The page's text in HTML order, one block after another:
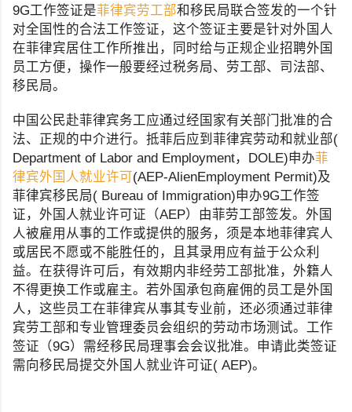
9G工作签证是菲律宾劳工部和移民局联合签发的一个针
对全国性的合法工作签证，这个签证主要是针对外国人
在菲律宾居住工作所推出，同时给与正规企业招聘外国
员工方便，操作一般要经过税务局、劳工部、司法部、
移民局。
中国公民赴菲律宾务工应通过经国家有关部门批准的合
法、正规的中介进行。抵菲后应到菲律宾劳动和就业部(
Department of Labor and Employment，DOLE)申办菲
律宾外国人就业许可 (AEP-AlienEmployment Permit)及
菲律宾移民局( Bureau of Immigration)申办9G工作签
证，外国人就业许可证（AEP）由菲劳工部签发。外国
人被雇用从事的工作或提供的服务，须是本地菲律宾人
或居民不愿或不能胜任的，且其录用应有益于公众利
益。在获得许可后，有效期内非经劳工部批准，外籍人
不得更换工作或雇主。若外国承包商雇佣的员工是外国
人，这些员工在菲律宾从事其专业前，还必须通过菲律
宾劳工部和专业管理委员会组织的劳动市场测试。工作
签证（9G）需经移民局理事会会议批准。申请此类签证
需向移民局提交外国人就业许可证( AEP)。